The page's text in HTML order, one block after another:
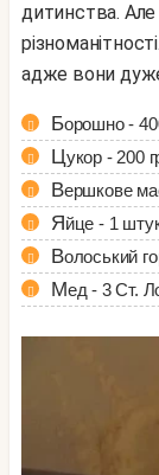
дитинства.
адже вони дуже
Борошно -
Цукор - 200
Вершкове
Яйце - 1
Волоський
Мед - 3 Ст.